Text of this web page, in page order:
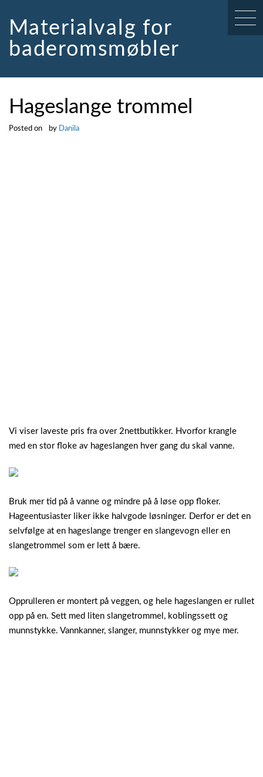
contentMaterialvalg for
baderomsmøbler
Hageslange trommel
Posted on by Danila
Vi viser laveste pris fra over 2nettbutikker. Hvorfor krangle
med en stor floke av hageslangen hver gang du skal vanne.
Bruk mer tid på å vanne og mindre på å løse opp floker.
Hageentusiaster liker ikke halvgode løsninger. Derfor er det en
selvfølge at en hageslange trenger en slangevogn eller en
slangetrommel som er lett å bære.
Opprulleren er montert på veggen, og hele hageslangen er rullet
opp på en. Sett med liten slangetrommel, koblingssett og
munnstykke. Vannkanner, slanger, munnstykker og mye mer.